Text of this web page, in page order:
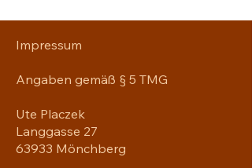
Impressum
Angaben gemäß § 5 TMG
Ute Placzek
Langgasse 27
63933 Mönchberg